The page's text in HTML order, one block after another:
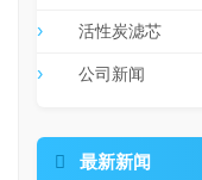
活性炭滤芯
公司新闻
 最新新闻